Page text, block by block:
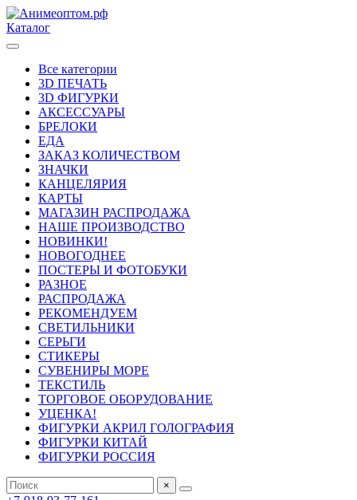
Каталог
Все категории
3D ПЕЧАТЬ
3D ФИГУРКИ
АКСЕССУАРЫ
БРЕЛОКИ
ЕДА
ЗАКАЗ КОЛИЧЕСТВОМ
ЗНАЧКИ
КАНЦЕЛЯРИЯ
КАРТЫ
МАГАЗИН РАСПРОДАЖА
НАШЕ ПРОИЗВОДСТВО
НОВИНКИ!
НОВОГОДНЕЕ
ПОСТЕРЫ И ФОТОБУКИ
РАЗНОЕ
РАСПРОДАЖА
РЕКОМЕНДУЕМ
СВЕТИЛЬНИКИ
СЕРЬГИ
СТИКЕРЫ
СУВЕНИРЫ МОРЕ
ТЕКСТИЛЬ
ТОРГОВОЕ ОБОРУДОВАНИЕ
УЦЕНКА!
ФИГУРКИ АКРИЛ ГОЛОГРАФИЯ
ФИГУРКИ КИТАЙ
ФИГУРКИ РОССИЯ
×